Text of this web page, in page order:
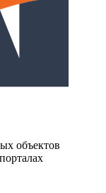
объектов